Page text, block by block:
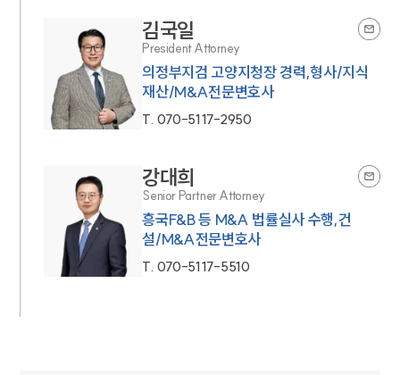
김국일
President Attorney
의정부지검 고양지청장 경력,형사/지식
재산/M&A전문변호사
T. 070-5117-2950
강대희
Senior Partner Attorney
흥국F&B 등 M&A 법률실사 수행,건
설/M&A전문변호사
T. 070-5117-5510